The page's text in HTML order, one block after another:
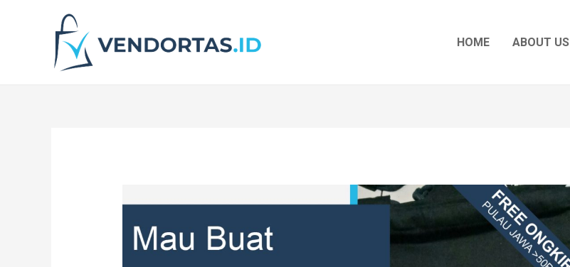
HOME ABOUT US